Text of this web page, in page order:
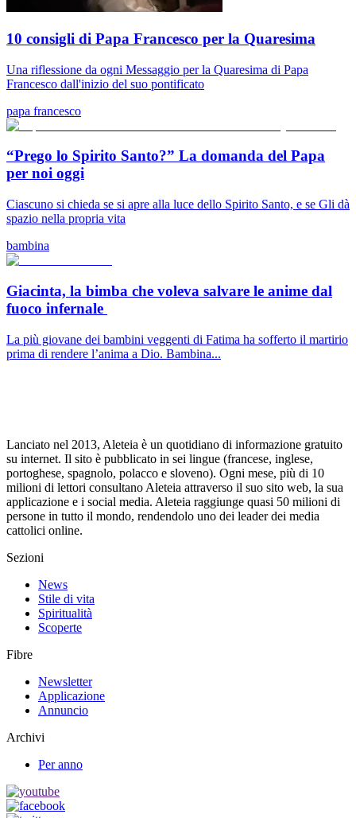
10 consigli di Papa Francesco per la Quaresima
Una riflessione da ogni Messaggio per la Quaresima di Papa
Francesco dall'inizio del suo pontificato
papa francesco
“Prego lo Spirito Santo?” La domanda del Papa
per noi oggi
Ciascuno si chieda se si apre alla luce dello Spirito Santo, e se Gli dà
spazio nella propria vita
bambina
Giacinta, la bimba che voleva salvare le anime dal
fuoco infernale
La più giovane dei bambini veggenti di Fatima ha sofferto il martirio
prima di rendere l’anima a Dio. Bambina...
Lanciato nel 2013, Aleteia è un quotidiano di informazione gratuito
su internet. Il sito è pubblicato in sei lingue (francese, inglese,
portoghese, spagnolo, polacco e sloveno). Ogni mese, più di 10
milioni di lettori consultano Aleteia attraverso il suo sito web, la sua
applicazione e i social media. Aleteia raggiunge quasi 50 milioni di
persone in tutto il mondo, rendendolo uno dei leader dei media
cattolici online.
Sezioni
News
Stile di vita
Spiritualità
Scoperte
Fibre
Newsletter
Applicazione
Annuncio
Archivi
Per anno